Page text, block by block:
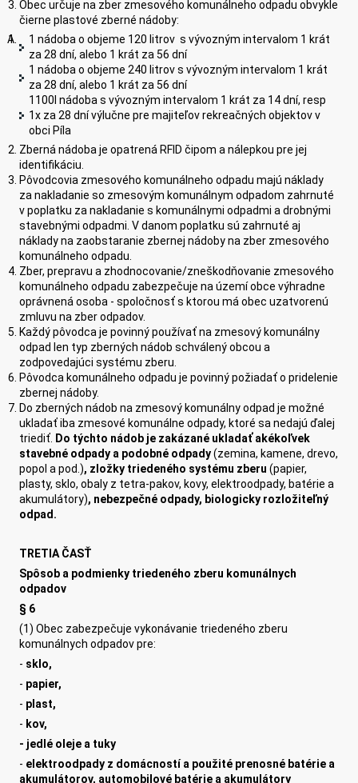
Obec určuje na zber zmesového komunálneho odpadu obvykle
čierne plastové zberné nádoby:
1 nádoba o objeme 120 litrov s vývozným intervalom 1 krát
za 28 dní, alebo 1 krát za 56 dní
1 nádoba o objeme 240 litrov s vývozným intervalom 1 krát
za 28 dní, alebo 1 krát za 56 dní
1100l nádoba s vývozným intervalom 1 krát za 14 dní, resp
1x za 28 dní výlučne pre majiteľov rekreačných objektov v
obci Píla
Zberná nádoba je opatrená RFID čipom a nálepkou pre jej
identifikáciu.
Pôvodcovia zmesového komunálneho odpadu majú náklady
za nakladanie so zmesovým komunálnym odpadom zahrnuté
v poplatku za nakladanie s komunálnymi odpadmi a drobnými
stavebnými odpadmi. V danom poplatku sú zahrnuté aj
náklady na zaobstaranie zbernej nádoby na zber zmesového
komunálneho odpadu.
Zber, prepravu a zhodnocovanie/zneškodňovanie zmesového
komunálneho odpadu zabezpečuje na území obce výhradne
oprávnená osoba - spoločnosť s ktorou má obec uzatvorenú
zmluvu na zber odpadov.
Každý pôvodca je povinný používať na zmesový komunálny
odpad len typ zberných nádob schválený obcou a
zodpovedajúci systému zberu.
Pôvodca komunálneho odpadu je povinný požiadať o pridelenie
zbernej nádoby.
Do zberných nádob na zmesový komunálny odpad je možné
ukladať iba zmesové komunálne odpady, ktoré sa nedajú ďalej
triediť. Do týchto nádob je zakázané ukladať akékoľvek
stavebné odpady a podobné odpady(zemina, kamene, drevo,
popol a pod.), zložky triedeného systému zberu(papier,
plasty, sklo, obaly z tetra-pakov, kovy, elektroodpady, batérie a
akumulátory), nebezpečné odpady, biologicky rozložiteľný
odpad.
TRETIA ČASŤ
Spôsob a podmienky triedeného zberu komunálnych
odpadov
§ 6
(1) Obec zabezpečuje vykonávanie triedeného zberu
komunálnych odpadov pre:
- sklo,
- papier,
- plast,
- kov,
- jedlé oleje a tuky
- elektroodpady z domácností a použité prenosné batérie a
akumulátorov, automobilové batérie a akumulátory